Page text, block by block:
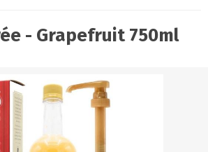
- Grapefruit 750ml